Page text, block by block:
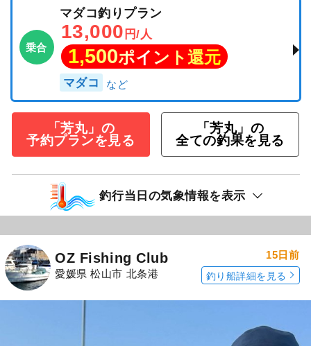
乗合
マダコ釣りプラン
13,000 円/人
1,500ポイント還元
マダコ
「芳丸」の
予約プランを見る
「芳丸」の
全ての釣果を見る
釣行当日の気象情報を表示
OZ Fishing Club
愛媛県 松山市 北条港
15日前
釣り船詳細を見る